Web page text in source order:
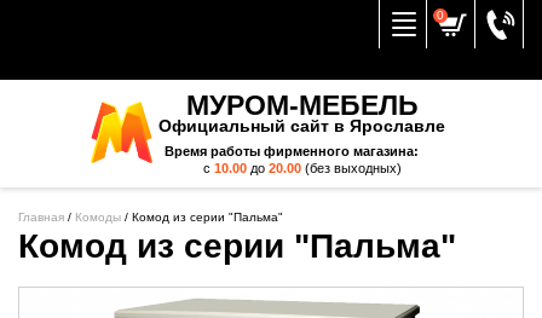
0
МУРОМ-МЕБЕЛЬ
Официальный сайт в Ярославле
Время работы фирменного магазина:
с 10.00до 20.00(без выходных)
Главная / Комоды / Комод из серии "Пальма"
Комод из серии "Пальма"